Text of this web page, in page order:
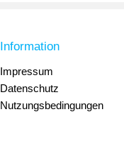
Information
Impressum
Datenschutz
Nutzungsbedingungen